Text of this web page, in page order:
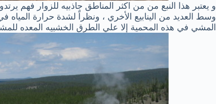
و يعتبر هذا النبع من من اكثر المناطق جاذبيه للزوار فهم
وسط العديد من الينابيع الأخري ، ونظراً لشدة حرارة المياه في
المشي في هذه المحمية إلا علي الطرق الخشبيه المعده